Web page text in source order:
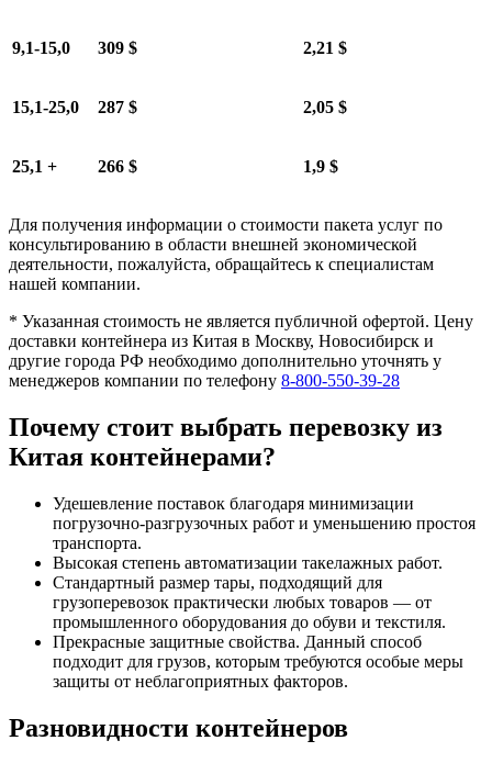
9,1-15,0 309 $ 2,21 $
15,1-25,0 287 $ 2,05 $
25,1 + 266 $ 1,9 $
Для получения информации о стоимости пакета услуг по
консультированию в области внешней экономической
деятельности, пожалуйста, обращайтесь к специалистам
нашей компании.
* Указанная стоимость не является публичной офертой. Цену
доставки контейнера из Китая в Москву, Новосибирск и
другие города РФ необходимо дополнительно уточнять у
менеджеров компании по телефону 8-800-550-39-28
Почему стоит выбрать перевозку из
Китая контейнерами?
Удешевление поставок благодаря минимизации
погрузочно-разгрузочных работ и уменьшению простоя
транспорта.
Высокая степень автоматизации такелажных работ.
Стандартный размер тары, подходящий для
грузоперевозок практически любых товаров — от
промышленного оборудования до обуви и текстиля.
Прекрасные защитные свойства. Данный способ
подходит для грузов, которым требуются особые меры
защиты от неблагоприятных факторов.
Разновидности контейнеров